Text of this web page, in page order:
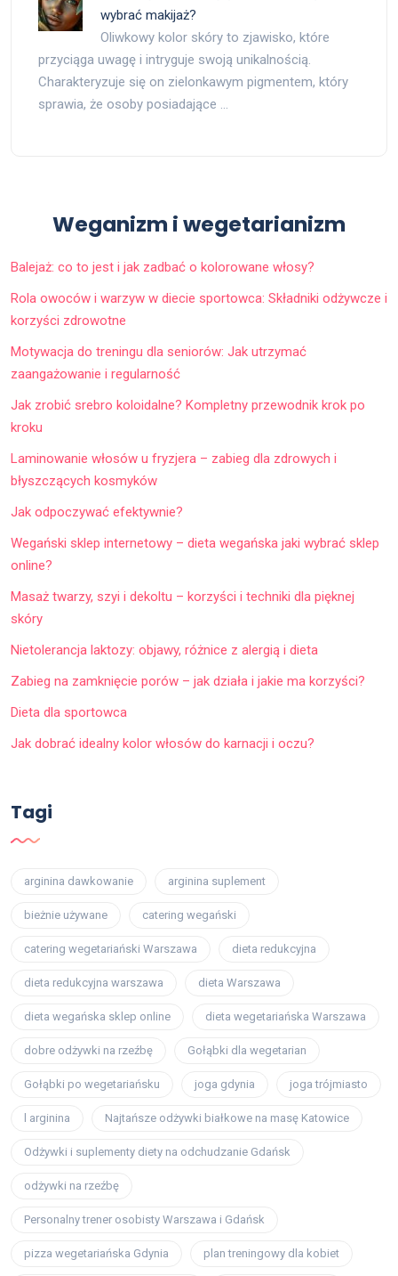
wybrać makijaż?
Oliwkowy kolor skóry to zjawisko, które
przyciąga uwagę i intryguje swoją unikalnością.
Charakteryzuje się on zielonkawym pigmentem, który
sprawia, że osoby posiadające …
Weganizm i wegetarianizm
Balejaż: co to jest i jak zadbać o kolorowane włosy?
Rola owoców i warzyw w diecie sportowca: Składniki odżywcze i
korzyści zdrowotne
Motywacja do treningu dla seniorów: Jak utrzymać
zaangażowanie i regularność
Jak zrobić srebro koloidalne? Kompletny przewodnik krok po
kroku
Laminowanie włosów u fryzjera – zabieg dla zdrowych i
błyszczących kosmyków
Jak odpoczywać efektywnie?
Wegański sklep internetowy – dieta wegańska jaki wybrać sklep
online?
Masaż twarzy, szyi i dekoltu – korzyści i techniki dla pięknej
skóry
Nietolerancja laktozy: objawy, różnice z alergią i dieta
Zabieg na zamknięcie porów – jak działa i jakie ma korzyści?
Dieta dla sportowca
Jak dobrać idealny kolor włosów do karnacji i oczu?
Tagi
arginina dawkowanie arginina suplement
bieżnie używane catering wegański
catering wegetariański Warszawa dieta redukcyjna
dieta redukcyjna warszawa dieta Warszawa
dieta wegańska sklep online dieta wegetariańska Warszawa
dobre odżywki na rzeźbę Gołąbki dla wegetarian
Gołąbki po wegetariańsku joga gdynia joga trójmiasto
l arginina Najtańsze odżywki białkowe na masę Katowice
Odżywki i suplementy diety na odchudzanie Gdańsk
odżywki na rzeźbę
Personalny trener osobisty Warszawa i Gdańsk
pizza wegetariańska Gdynia plan treningowy dla kobiet